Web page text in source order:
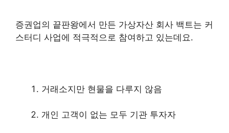
증권업의 끝판왕에서 만든 가상자산 회사 백트는 커
스터디 사업에 적극적으로 참여하고 있는데요.
거래소지만 현물을 다루지 않음
개인 고객이 없는 모두 기관 투자자